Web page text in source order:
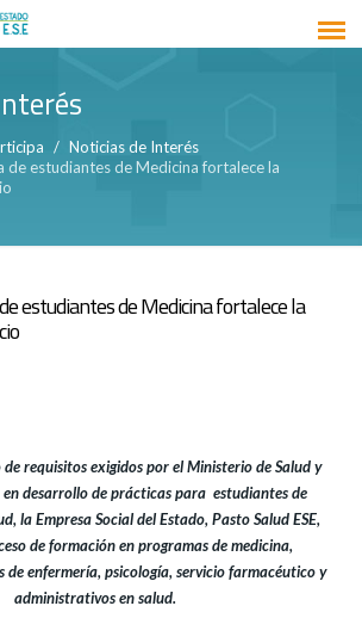
Noticias de Interés
de estudiantes de Medicina fortalece la
estudiantes de Medicina fortalece la
requisitos exigidos por el Ministerio de Salud y
desarrollo de prácticas para estudiantes de
la Empresa Social del Estado, Pasto Salud ESE,
de formación en programas de medicina,
de enfermería, psicología, servicio farmacéutico y
administrativos en salud.